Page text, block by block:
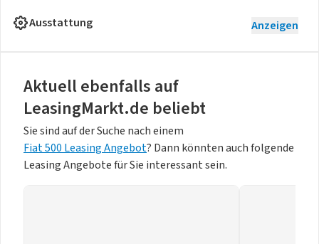
Ausstattung Anzeigen
Aktuell ebenfalls auf
LeasingMarkt.de beliebt
Sie sind auf der Suche nach einem
Fiat 500 Leasing Angebot? Dann könnten auch folgende
Leasing Angebote für Sie interessant sein.